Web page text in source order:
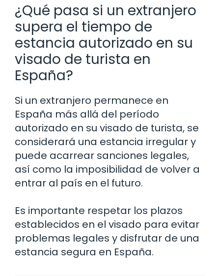
¿Qué pasa si un extranjero
supera el tiempo de
estancia autorizado en su
visado de turista en
España?
Si un extranjero permanece en
España más allá del período
autorizado en su visado de turista, se
considerará una estancia irregular y
puede acarrear sanciones legales,
así como la imposibilidad de volver a
entrar al país en el futuro.
Es importante respetar los plazos
establecidos en el visado para evitar
problemas legales y disfrutar de una
estancia segura en España.